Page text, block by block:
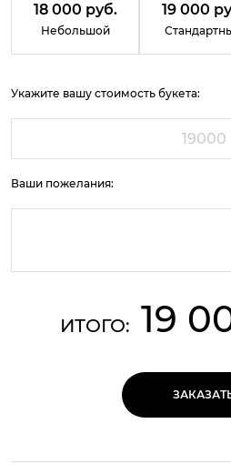
18 000 руб.
Небольшой
19 000
Укажите вашу стоимость букета:
Ваши пожелания:
ИТОГО: 19